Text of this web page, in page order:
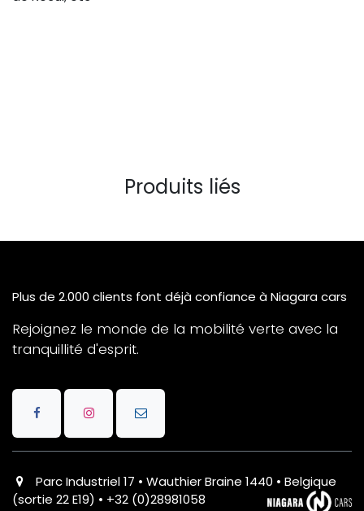
Produits liés
Plus de 2.000 clients font déjà confiance à Niagara cars
Rejoignez le monde de la mobilité verte avec la
tranquillité d'esprit.
Parc Industriel 17 • Wauthier Braine 1440 • Belgique
(sortie 22 E19) • +32 (0)28981058